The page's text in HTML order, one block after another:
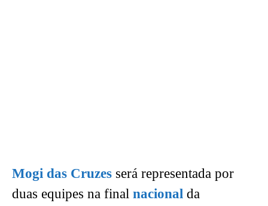
Mogi das Cruzes será representada por
duas equipes na final nacional da